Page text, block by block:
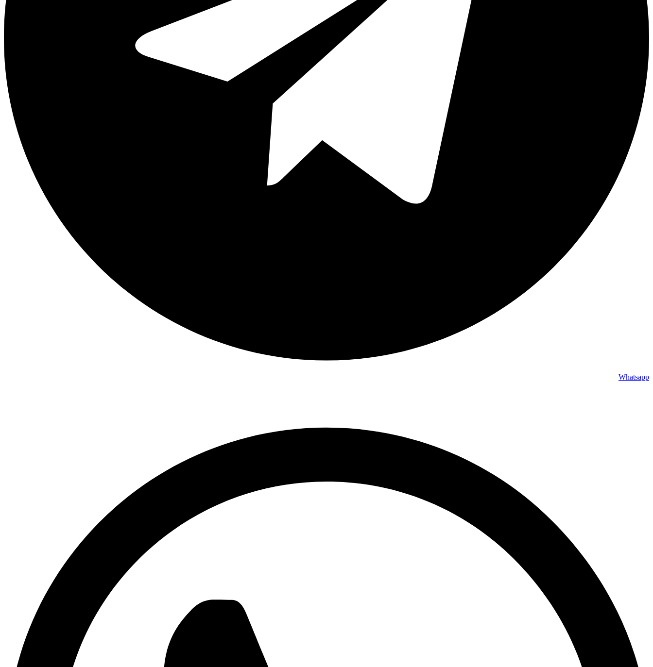
Whatsapp